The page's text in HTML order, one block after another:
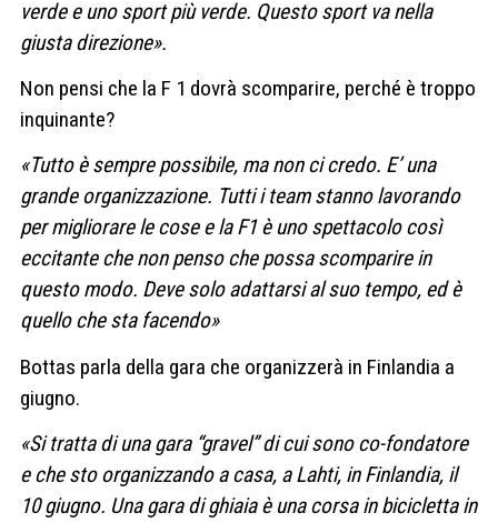
verde e uno sport più verde. Questo sport va nella
giusta direzione».
Non pensi che la F 1 dovrà scomparire, perché è troppo
inquinante?
«Tutto è sempre possibile, ma non ci credo. E’ una
grande organizzazione. Tutti i team stanno lavorando
per migliorare le cose e la F1 è uno spettacolo così
eccitante che non penso che possa scomparire in
questo modo. Deve solo adattarsi al suo tempo, ed è
quello che sta facendo»
Bottas parla della gara che organizzerà in Finlandia a
giugno.
«Si tratta di una gara “gravel” di cui sono co-fondatore
e che sto organizzando a casa, a Lahti, in Finlandia, il
10 giugno. Una gara di ghiaia è una corsa in bicicletta in